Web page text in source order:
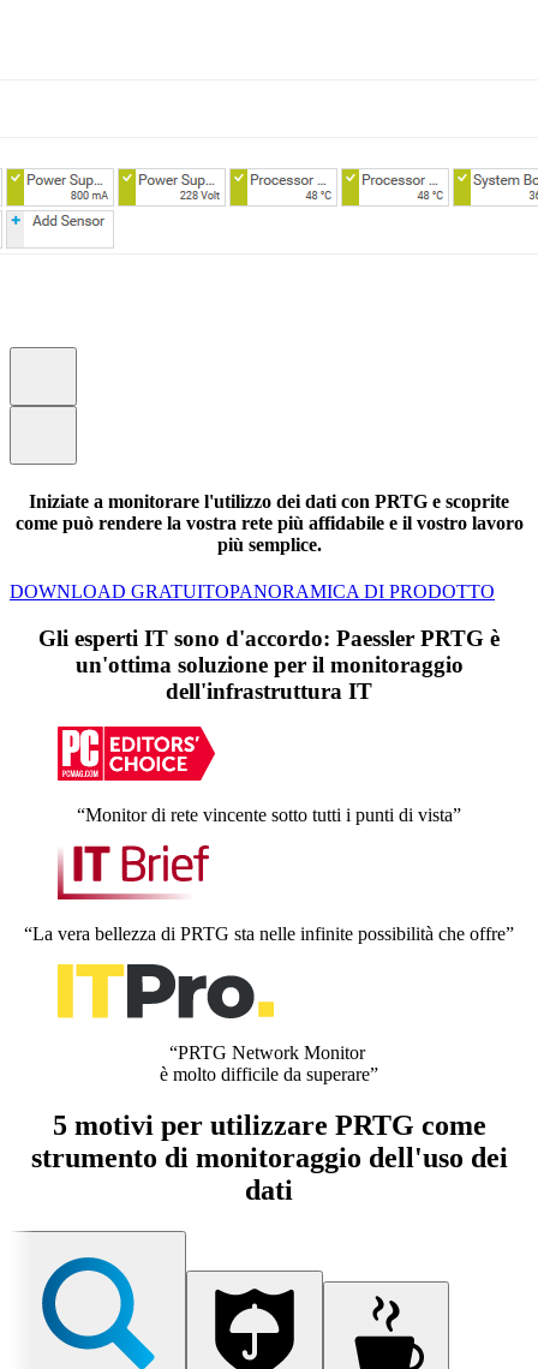
Iniziate a monitorare l'utilizzo dei dati con PRTG e scoprite
come può rendere la vostra rete più affidabile e il vostro lavoro
più semplice.
DOWNLOAD GRATUITOPANORAMICA DI PRODOTTO
Gli esperti IT sono d'accordo: Paessler PRTG è
un'ottima soluzione per il monitoraggio
dell'infrastruttura IT
“Monitor di rete vincente sotto tutti i punti di vista”
“La vera bellezza di PRTG sta nelle infinite possibilità che offre”
“PRTG Network Monitor
è molto difficile da superare”
5 motivi per utilizzare PRTG come
strumento di monitoraggio dell'uso dei
dati